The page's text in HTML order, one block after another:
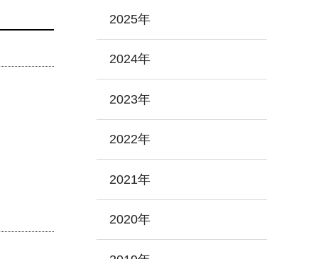
2025年
2024年
2023年
2022年
2021年
2020年